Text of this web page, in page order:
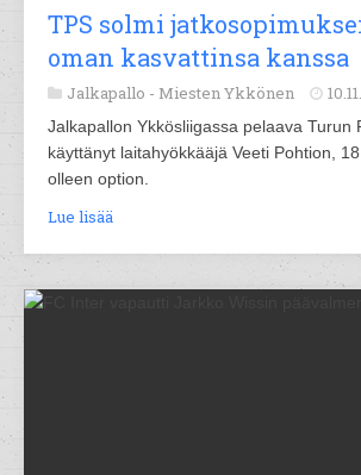
TPS solmi
oman kasvattinsa kanssa
Jalkapallo - Miesten Ykkönen
Jalkapallon Ykkösliigassa pelaava Turun
käyttänyt laitahyökkääjä Veeti Pohtion,
olleen option.
Lue lisää